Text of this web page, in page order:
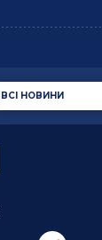
ВСІ НОВИНИ